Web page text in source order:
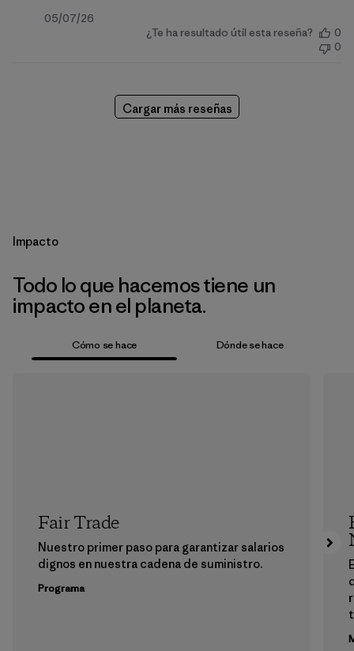
Fecha
05/07/26
¿Te ha resultado útil esta reseña?
0
0
Cargar más reseñas
Impacto
Todo lo que hacemos tiene un
impacto en el planeta.
Cómo se hace Dónde se hace
Fair Trade
Nuestro primer paso para garantizar salarios
dignos en nuestra cadena de suministro.
Programa